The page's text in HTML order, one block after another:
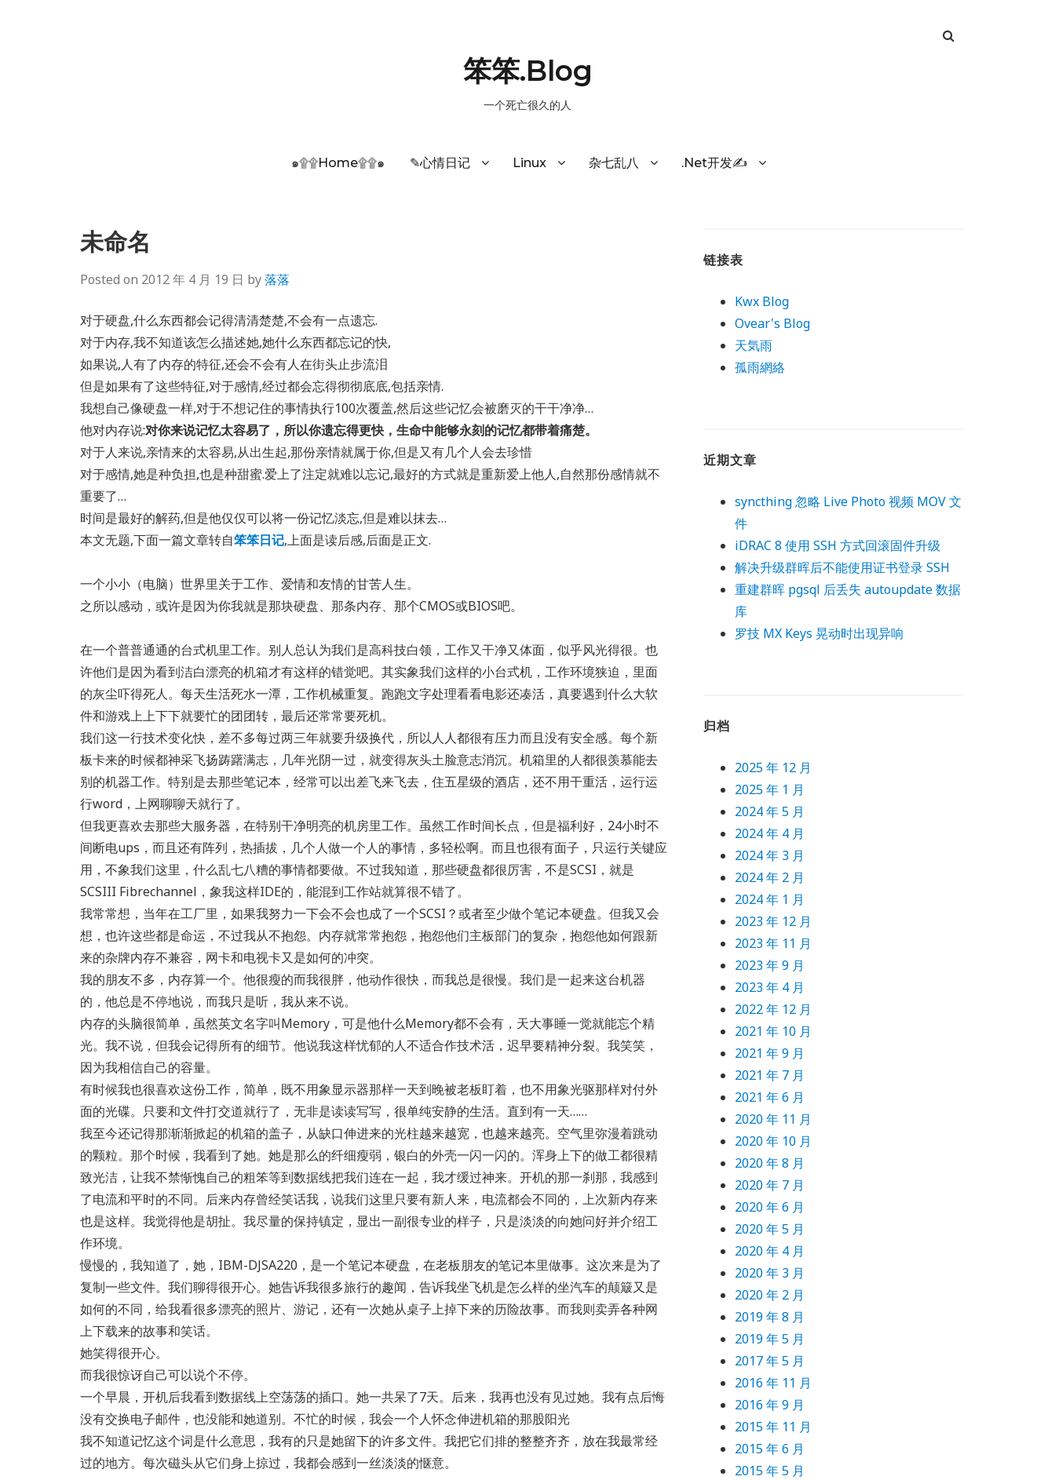
笨笨.Blog
一个死亡很久的人
๑۩۩Home۩۩๑ ✎心情日记 Linux 杂七乱八 .Net开发✍
未命名
Posted on 2012 年 4 月 19 日 by落落
对于硬盘,什么东西都会记得清清楚楚,不会有一点遗忘.
对于内存,我不知道该怎么描述她,她什么东西都忘记的快,
如果说,人有了内存的特征,还会不会有人在街头止步流泪
但是如果有了这些特征,对于感情,经过都会忘得彻彻底底,包括亲情.
我想自己像硬盘一样,对于不想记住的事情执行100次覆盖,然后这些记忆会被磨灭的干干净净…
他对内存说:对你来说记忆太容易了，所以你遗忘得更快，生命中能够永刻的记忆都带着痛楚。
对于人来说,亲情来的太容易,从出生起,那份亲情就属于你,但是又有几个人会去珍惜
对于感情,她是种负担,也是种甜蜜.爱上了注定就难以忘记,最好的方式就是重新爱上他人,自然那份感情就不
重要了…
时间是最好的解药,但是他仅仅可以将一份记忆淡忘,但是难以抹去…
本文无题,下面一篇文章转自笨笨日记,上面是读后感,后面是正文.
一个小小（电脑）世界里关于工作、爱情和友情的甘苦人生。
之所以感动，或许是因为你我就是那块硬盘、那条内存、那个CMOS或BIOS吧。
在一个普普通通的台式机里工作。别人总认为我们是高科技白领，工作又干净又体面，似乎风光得很。也
许他们是因为看到洁白漂亮的机箱才有这样的错觉吧。其实象我们这样的小台式机，工作环境狭迫，里面
的灰尘吓得死人。每天生活死水一潭，工作机械重复。跑跑文字处理看看电影还凑活，真要遇到什么大软
件和游戏上上下下就要忙的团团转，最后还常常要死机。
我们这一行技术变化快，差不多每过两三年就要升级换代，所以人人都很有压力而且没有安全感。每个新
板卡来的时候都神采飞扬踌躇满志，几年光阴一过，就变得灰头土脸意志消沉。机箱里的人都很羡慕能去
别的机器工作。特别是去那些笔记本，经常可以出差飞来飞去，住五星级的酒店，还不用干重活，运行运
行word，上网聊聊天就行了。
但我更喜欢去那些大服务器，在特别干净明亮的机房里工作。虽然工作时间长点，但是福利好，24小时不
间断电ups，而且还有阵列，热插拔，几个人做一个人的事情，多轻松啊。而且也很有面子，只运行关键应
用，不象我们这里，什么乱七八糟的事情都要做。不过我知道，那些硬盘都很厉害，不是SCSI，就是
SCSIII Fibrechannel，象我这样IDE的，能混到工作站就算很不错了。
我常常想，当年在工厂里，如果我努力一下会不会也成了一个SCSI？或者至少做个笔记本硬盘。但我又会
想，也许这些都是命运，不过我从不抱怨。内存就常常抱怨，抱怨他们主板部门的复杂，抱怨他如何跟新
来的杂牌内存不兼容，网卡和电视卡又是如何的冲突。
我的朋友不多，内存算一个。他很瘦的而我很胖，他动作很快，而我总是很慢。我们是一起来这台机器
的，他总是不停地说，而我只是听，我从来不说。
内存的头脑很简单，虽然英文名字叫Memory，可是他什么Memory都不会有，天大事睡一觉就能忘个精
光。我不说，但我会记得所有的细节。他说我这样忧郁的人不适合作技术活，迟早要精神分裂。我笑笑，
因为我相信自己的容量。
有时候我也很喜欢这份工作，简单，既不用象显示器那样一天到晚被老板盯着，也不用象光驱那样对付外
面的光碟。只要和文件打交道就行了，无非是读读写写，很单纯安静的生活。直到有一天……
我至今还记得那渐渐掀起的机箱的盖子，从缺口伸进来的光柱越来越宽，也越来越亮。空气里弥漫着跳动
的颗粒。那个时候，我看到了她。她是那么的纤细瘦弱，银白的外壳一闪一闪的。浑身上下的做工都很精
致光洁，让我不禁惭愧自己的粗笨等到数据线把我们连在一起，我才缓过神来。开机的那一刹那，我感到
了电流和平时的不同。后来内存曾经笑话我，说我们这里只要有新人来，电流都会不同的，上次新内存来
也是这样。我觉得他是胡扯。我尽量的保持镇定，显出一副很专业的样子，只是淡淡的向她问好并介绍工
作环境。
慢慢的，我知道了，她，IBM-DJSA220，是一个笔记本硬盘，在老板朋友的笔记本里做事。这次来是为了
复制一些文件。我们聊得很开心。她告诉我很多旅行的趣闻，告诉我坐飞机是怎么样的坐汽车的颠簸又是
如何的不同，给我看很多漂亮的照片、游记，还有一次她从桌子上掉下来的历险故事。而我则卖弄各种网
上下载来的故事和笑话。
她笑得很开心。
而我很惊讶自己可以说个不停。
一个早晨，开机后我看到数据线上空荡荡的插口。她一共呆了7天。后来，我再也没有见过她。我有点后悔
没有交换电子邮件，也没能和她道别。不忙的时候，我会一个人怀念伸进机箱的那股阳光
我不知道记忆这个词是什么意思，我有的只是她留下的许多文件。我把它们排的整整齐齐，放在我最常经
过的地方。每次磁头从它们身上掠过，我都会感到一丝淡淡的惬意。
链接表
Kwx Blog
Ovear's Blog
天気雨
孤雨網絡
近期文章
syncthing 忽略 Live Photo 视频 MOV 文
件
iDRAC 8 使用 SSH 方式回滚固件升级
解决升级群晖后不能使用证书登录 SSH
重建群晖 pgsql 后丢失 autoupdate 数据
库
罗技 MX Keys 晃动时出现异响
归档
2025 年 12 月
2025 年 1 月
2024 年 5 月
2024 年 4 月
2024 年 3 月
2024 年 2 月
2024 年 1 月
2023 年 12 月
2023 年 11 月
2023 年 9 月
2023 年 4 月
2022 年 12 月
2021 年 10 月
2021 年 9 月
2021 年 7 月
2021 年 6 月
2020 年 11 月
2020 年 10 月
2020 年 8 月
2020 年 7 月
2020 年 6 月
2020 年 5 月
2020 年 4 月
2020 年 3 月
2020 年 2 月
2019 年 8 月
2019 年 5 月
2017 年 5 月
2016 年 11 月
2016 年 9 月
2015 年 11 月
2015 年 6 月
2015 年 5 月